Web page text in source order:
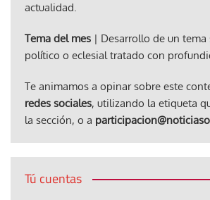
actualidad.
Tema del mes | Desarrollo de un tema
político o eclesial tratado con
Te animamos a opinar sobre este
redes sociales, utilizando la etiqueta
la sección, o a
Tú cuentas